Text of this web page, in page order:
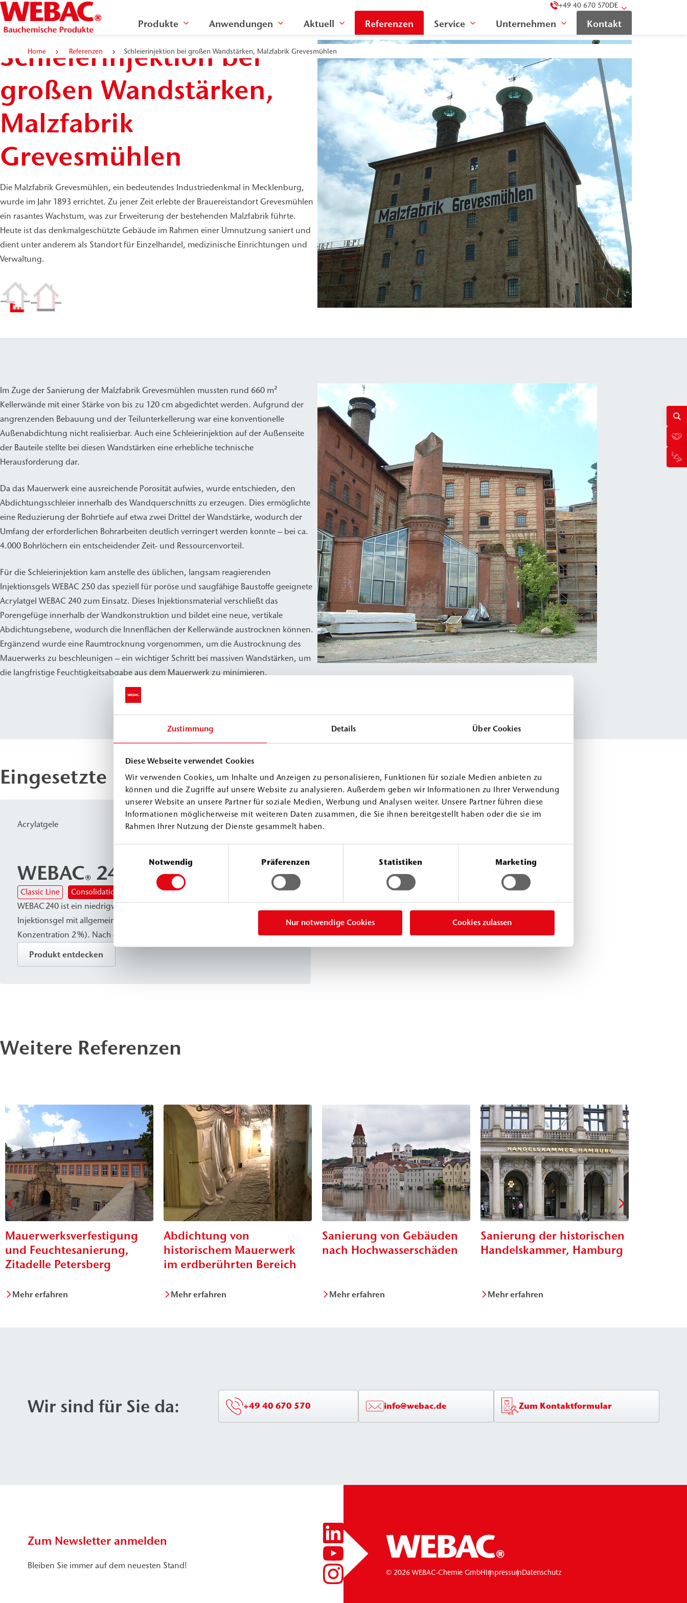
Zustimmung Details Über Cookies
Diese Webseite verwendet Cookies
Wir verwenden Cookies, um Inhalte und Anzeigen zu personalisieren, Funktionen für soziale Medien anbieten zu
können und die Zugriffe auf unsere Website zu analysieren. Außerdem geben wir Informationen zu Ihrer Verwendung
unserer Website an unsere Partner für soziale Medien, Werbung und Analysen weiter. Unsere Partner führen diese
Informationen möglicherweise mit weiteren Daten zusammen, die Sie ihnen bereitgestellt haben oder die sie im
Rahmen Ihrer Nutzung der Dienste gesammelt haben.
Notwendig Präferenzen Statistiken Marketing
Nur notwendige Cookies Cookies zulassen
+49 40 670 570DE
Produkte Anwendungen Aktuell Referenzen Service Unternehmen Kontakt
Home Referenzen Schleierinjektion bei großen Wandstärken, Malzfabrik Grevesmühlen
Schleierinjektion bei
großen Wandstärken,
Malzfabrik
Grevesmühlen
Die Malzfabrik Grevesmühlen, ein bedeutendes Industriedenkmal in Mecklenburg,
wurde im Jahr 1893 errichtet. Zu jener Zeit erlebte der Brauereistandort Grevesmühlen
ein rasantes Wachstum, was zur Erweiterung der bestehenden Malzfabrik führte.
Heute ist das denkmalgeschützte Gebäude im Rahmen einer Umnutzung saniert und
dient unter anderem als Standort für Einzelhandel, medizinische Einrichtungen und
Verwaltung.
Im Zuge der Sanierung der Malzfabrik Grevesmühlen mussten rund 660 m²
Kellerwände mit einer Stärke von bis zu 120 cm abgedichtet werden. Aufgrund der
angrenzenden Bebauung und der Teilunterkellerung war eine konventionelle
Außenabdichtung nicht realisierbar. Auch eine Schleierinjektion auf der Außenseite
der Bauteile stellte bei diesen Wandstärken eine erhebliche technische
Herausforderung dar.
Da das Mauerwerk eine ausreichende Porosität aufwies, wurde entschieden, den
Abdichtungsschleier innerhalb des Wandquerschnitts zu erzeugen. Dies ermöglichte
eine Reduzierung der Bohrtiefe auf etwa zwei Drittel der Wandstärke, wodurch der
Umfang der erforderlichen Bohrarbeiten deutlich verringert werden konnte – bei ca.
4.000 Bohrlöchern ein entscheidender Zeit- und Ressourcenvorteil.
Für die Schleierinjektion kam anstelle des üblichen, langsam reagierenden
Injektionsgels WEBAC 250 das speziell für poröse und saugfähige Baustoffe geeignete
Acrylatgel WEBAC 240 zum Einsatz. Dieses Injektionsmaterial verschließt das
Porengefüge innerhalb der Wandkonstruktion und bildet eine neue, vertikale
Abdichtungsebene, wodurch die Innenflächen der Kellerwände austrocknen können.
Ergänzend wurde eine Raumtrocknung vorgenommen, um die Austrocknung des
Mauerwerks zu beschleunigen – ein wichtiger Schritt bei massiven Wandstärken, um
die langfristige Feuchtigkeitsabgabe aus dem Mauerwerk zu minimieren.
Eingesetzte Produkte
Acrylatgele
WEBAC® 240
Classic Line Consolidation Line
WEBAC 240 ist ein niedrigviskoses, schnell gelierendes Polyacrylat-
Injektionsgel mit allgemeiner bauaufsichtlicher Zulassung nach DIBt (B-
Konzentration 2 %). Nach der Aushärtung bildet es ein wasserdichtes,
festelastisches Gel, das dynamische und mechanische Belastungen
zuverlässig absorbiert. Es eignet sich besonders für Schleierinjektionen -
Produkt entdecken
Weitere Referenzen
Mauerwerksverfestigung
und Feuchtesanierung,
Zitadelle Petersberg
Mehr erfahren
Abdichtung von
historischem Mauerwerk
im erdberührten Bereich
Mehr erfahren
Sanierung von Gebäuden
nach Hochwasserschäden
Mehr erfahren
Sanierung der historischen
Handelskammer, Hamburg
Mehr erfahren
Wir sind für Sie da: +49 40 670 570 info@webac.de Zum Kontaktformular
Zum Newsletter anmelden
Bleiben Sie immer auf dem neuesten Stand!
© 2026 WEBAC-Chemie GmbHImpressumDatenschutz